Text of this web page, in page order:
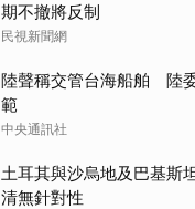
期不撤將反制
民視新聞網
陸聲稱交管台海船舶 陸
範
中央通訊社
土耳其與沙烏地及巴基
清無針對性